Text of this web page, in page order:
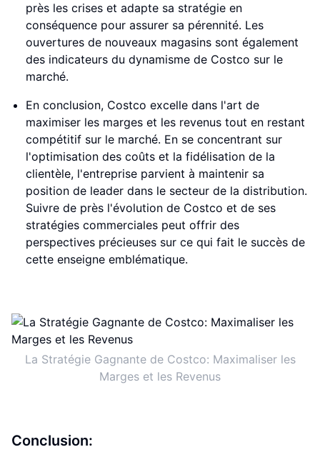
près les crises et adapte sa stratégie en
conséquence pour assurer sa pérennité. Les
ouvertures de nouveaux magasins sont également
des indicateurs du dynamisme de Costco sur le
marché.
En conclusion, Costco excelle dans l'art de
maximiser les marges et les revenus tout en restant
compétitif sur le marché. En se concentrant sur
l'optimisation des coûts et la fidélisation de la
clientèle, l'entreprise parvient à maintenir sa
position de leader dans le secteur de la distribution.
Suivre de près l'évolution de Costco et de ses
stratégies commerciales peut offrir des
perspectives précieuses sur ce qui fait le succès de
cette enseigne emblématique.
La Stratégie Gagnante de Costco: Maximaliser les
Marges et les Revenus
Conclusion: